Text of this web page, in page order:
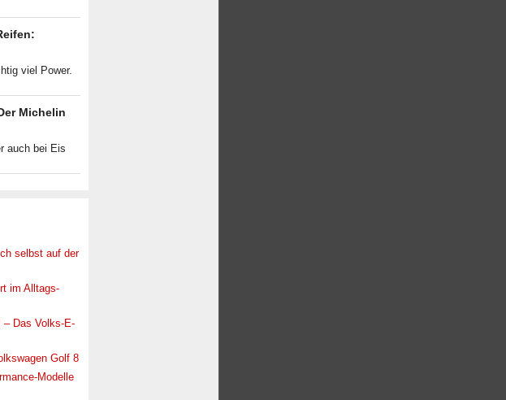
viel Power.
Michelin
auch bei Eis
selbst auf der
im Alltags-
– Das Volks-E-
Golf 8
Modelle